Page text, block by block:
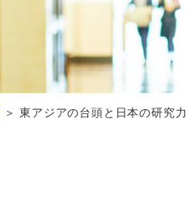
東アジアの台頭と日本の研究力